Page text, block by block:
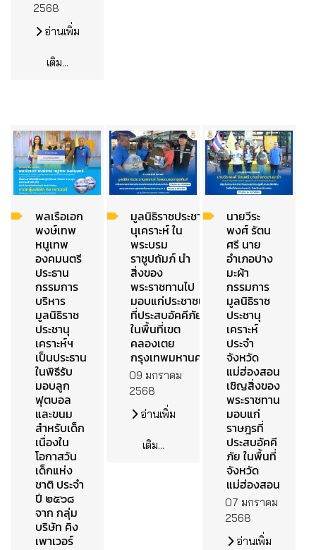
2568
อ่านเพิ่ม
เติม...
พลเรือเอก
พงษ์เทพ
หนูเทพ
องคมนตรี
ประธาน
กรรมการ
บริหาร
มูลนิธิราช
ประชานุ
เคราะห์ฯ
เป็นประธาน
ในพิธีรับ
มอบลูก
ฟุตบอล
และขนม
สำหรับเด็ก
เนื่องใน
โอกาสวัน
เด็กแห่ง
ชาติ ประจำ
ปี ๒๕๖๘
จาก กลุ่ม
บริษัท คิง
เพาเวอร์
มูลนิธิราชประชา
นุเคราะห์ ใน
พระบรม
ราชูปถัมภ์ นำ
สิ่งของ
พระราชทานไป
มอบแก่ประชาชน
ที่ประสบอัคคีภัย
ในพื้นที่เขต
คลองเตย
กรุงเทพมหานคร
09 มกราคม
2568
อ่านเพิ่ม
เติม...
นายวีระ
พงศ์ รัตน
ศรี นาย
อำเภอปาง
มะผ้า
กรรมการ
มูลนิธิราช
ประชานุ
เคราะห์
ประจำ
จังหวัด
แม่ฮ่องสอน
เชิญสิ่งของ
พระราชทาน
มอบแก่
ราษฎรที่
ประสบอัคคี
ภัย ในพื้นที่
จังหวัด
แม่ฮ่องสอน
07 มกราคม
2568
อ่านเพิ่ม